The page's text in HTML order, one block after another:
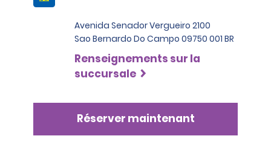
Avenida Senador Vergueiro 2100
Sao Bernardo Do Campo 09750 001 BR
Renseignements sur la
succursale
Réserver maintenant